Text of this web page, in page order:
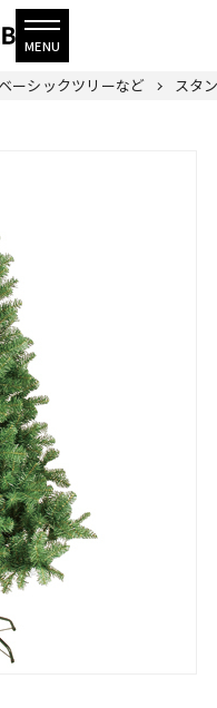
ベーシックツリーなど スタ